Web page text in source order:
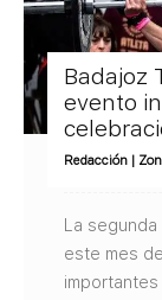
Badajoz
evento
Redacción |
La
este mes